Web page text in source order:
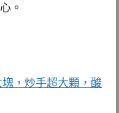
。
，炒手超大顆，酸